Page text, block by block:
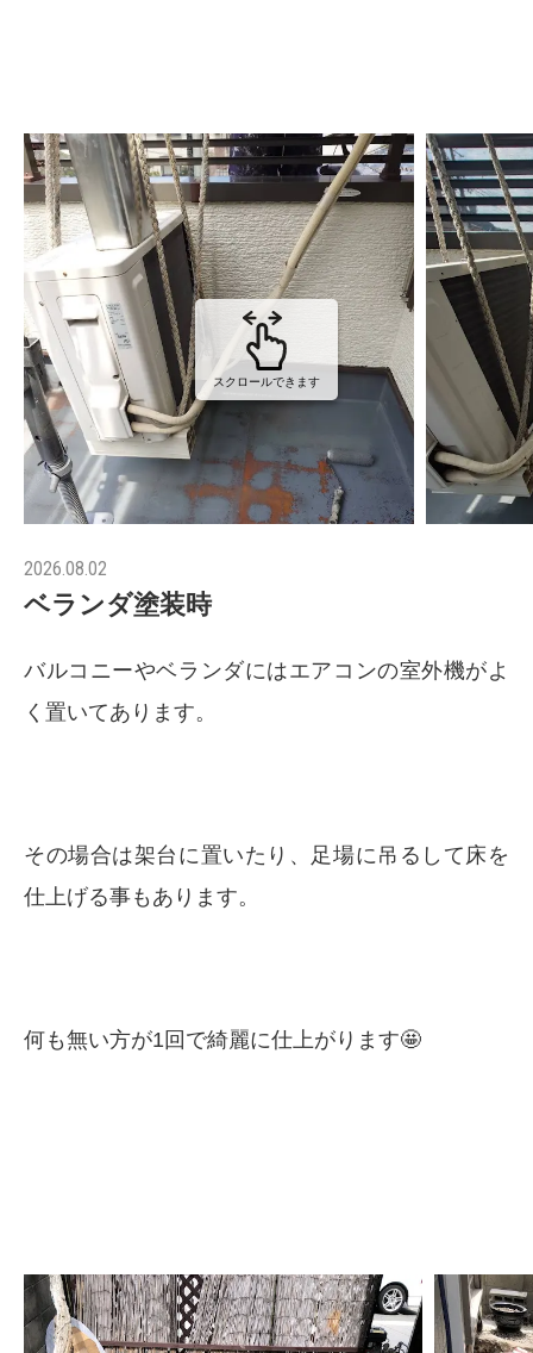
スクロールできます
2026.08.02
ベランダ塗装時
バルコニーやベランダにはエアコンの室外機がよ
く置いてあります。
その場合は架台に置いたり、足場に吊るして床を
仕上げる事もあります。
何も無い方が1回で綺麗に仕上がります🤩